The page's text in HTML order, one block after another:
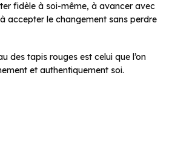
fidèle à soi-même, à avancer avec
accepter le changement sans perdre
des tapis rouges est celui que l’on
et authentiquement soi.